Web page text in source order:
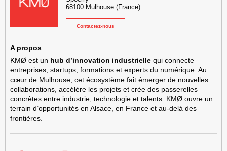
68100 Mulhouse (France)
Contactez-nous
A propos
KMØ est un hub d’innovation industrielle qui connecte
entreprises, startups, formations et experts du numérique. Au
cœur de Mulhouse, cet écosystème fait émerger de nouvelles
collaborations, accélère les projets et crée des passerelles
concrètes entre industrie, technologie et talents. KMØ ouvre un
terrain d’opportunités en Alsace, en France et au-delà des
frontières.